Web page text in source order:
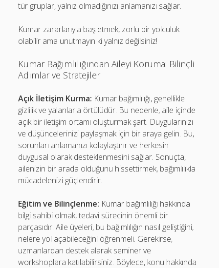
tür gruplar, yalnız olmadığınızı anlamanızı sağlar.
Kumar zararlarıyla baş etmek, zorlu bir yolculuk
olabilir ama unutmayın ki yalnız değilsiniz!
Kumar Bağımlılığından Aileyi Koruma: Bilinçli
Adımlar ve Stratejiler
Açık İletişim Kurma: Kumar bağımlılığı, genellikle
gizlilik ve yalanlarla örtülüdür. Bu nedenle, aile içinde
açık bir iletişim ortamı oluşturmak şart. Duygularınızı
ve düşüncelerinizi paylaşmak için bir araya gelin. Bu,
sorunları anlamanızı kolaylaştırır ve herkesin
duygusal olarak desteklenmesini sağlar. Sonuçta,
ailenizin bir arada olduğunu hissettirmek, bağımlılıkla
mücadelenizi güçlendirir.
Eğitim ve Bilinçlenme: Kumar bağımlılığı hakkında
bilgi sahibi olmak, tedavi sürecinin önemli bir
parçasıdır. Aile üyeleri, bu bağımlılığın nasıl geliştiğini,
nelere yol açabileceğini öğrenmeli. Gerekirse,
uzmanlardan destek alarak seminer ve
workshoplara katılabilirsiniz. Böylece, konu hakkında